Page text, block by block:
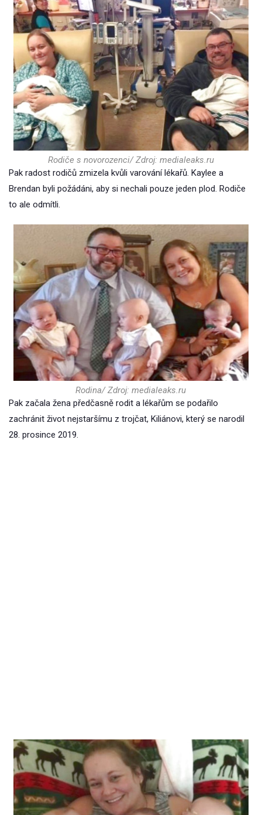
Rodiče s novorozenci/ Zdroj: medialeaks.ru
Pak radost rodičů zmizela kvůli varování lékařů. Kaylee a
Brendan byli požádáni, aby si nechali pouze jeden plod. Rodiče
to ale odmítli.
Rodina/ Zdroj: medialeaks.ru
Pak začala žena předčasně rodit a lékařům se podařilo
zachránit život nejstaršímu z trojčat, Kiliánovi, který se narodil
28. prosince 2019.